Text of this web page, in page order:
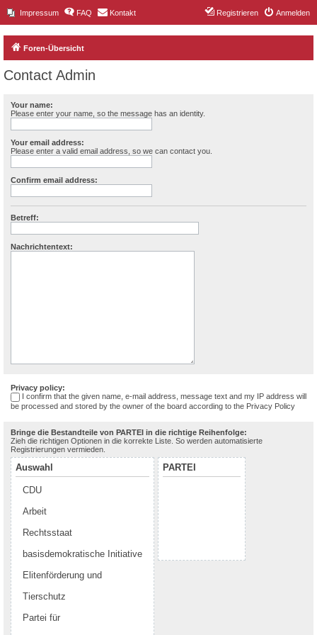
Impressum FAQ Kontakt Anmelden
Registrieren
Foren-Übersicht
Contact Admin
Your name:
Please enter your name, so the message has an identity.
Your email address:
Please enter a valid email address, so we can contact you.
Confirm email address:
Betreff:
Nachrichtentext:
Privacy policy:
I confirm that the given name, e-mail address, message text and my IP address will
be processed and stored by the owner of the board according to the Privacy Policy
Bringe die Bestandteile von PARTEI in die richtige Reihenfolge:
Zieh die richtigen Optionen in die korrekte Liste. So werden automatisierte
Registrierungen vermieden.
Auswahl
CDU
Arbeit
Rechtsstaat
basisdemokratische Initiative
Elitenförderung und
Tierschutz
Partei für
PARTEI